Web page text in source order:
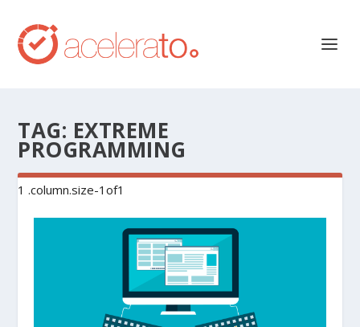
TAG: EXTREME
PROGRAMMING